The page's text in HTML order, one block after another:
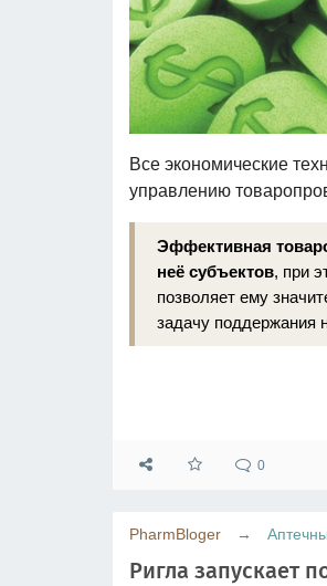
Все экономические
управлению
Эффективная
неё субъектов, при
позволяет ему
задачу поддержания
0
PharmBloger →
Ригла запускает